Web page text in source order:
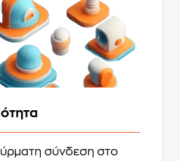
σύνδεση στο